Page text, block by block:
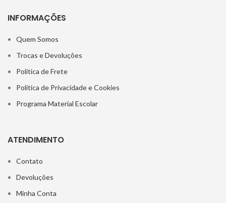
INFORMAÇÕES
Quem Somos
Trocas e Devoluções
Política de Frete
Política de Privacidade e Cookies
Programa Material Escolar
ATENDIMENTO
Contato
Devoluções
Minha Conta